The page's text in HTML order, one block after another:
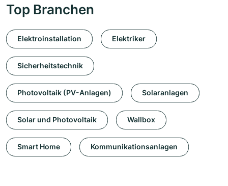
Top Branchen
Elektroinstallation Elektriker
Sicherheitstechnik
Photovoltaik (PV-Anlagen) Solaranlagen
Solar und Photovoltaik Wallbox
Smart Home Kommunikationsanlagen